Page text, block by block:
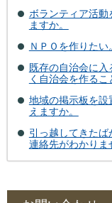
ボランティア活動
ますか。
ＮＰＯを作りたい
既存の自治会に
く自治会を作るこ
地域の掲示板を設
えますか。
引っ越してきたば
連絡先がわかりま